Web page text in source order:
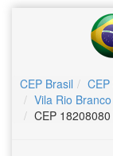
CEP Brasil
Vila Rio
CEP